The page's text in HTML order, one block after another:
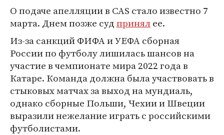
О подаче апелляции в CAS стало известно 7
марта. Днем позже судпринялее.
Из-за санкций ФИФА и УЕФА сборная
России по футболу лишилась шансов на
участие в чемпионате мира 2022 года в
Катаре. Команда должна была участвовать в
стыковых матчах за выход на мундиаль,
однако сборные Польши, Чехии и Швеции
выразили нежелание играть с российскими
футболистами.